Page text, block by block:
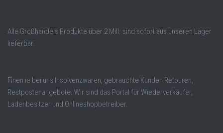
Alle Großhandels Produkte über 2 Mill. sind sofort aus unseren Lager
lieferbar.
Finen ie bei uns Insolvenzwaren, gebrauchte Kunden Retouren,
Restpostenangebote. Wir sind das Portal für Wiederverkäufer,
Ladenbesitzer und Onlineshopbetreiber.